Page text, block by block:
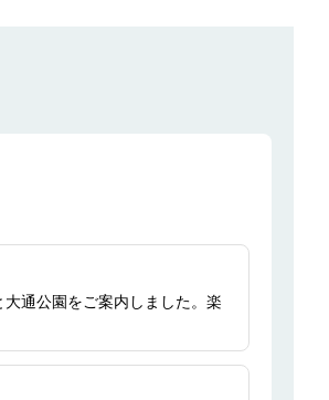
通公園をご案内しました。楽